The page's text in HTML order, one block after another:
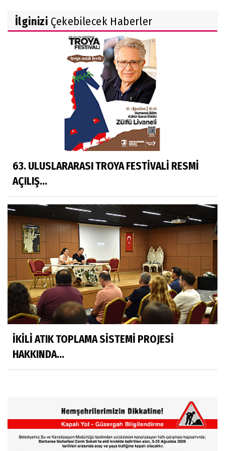
İlginizi Çekebilecek Haberler
63. ULUSLARARASI TROYA FESTİVALİ RESMİ
AÇILIŞ...
İKİLİ ATIK TOPLAMA SİSTEMİ PROJESİ
HAKKINDA...